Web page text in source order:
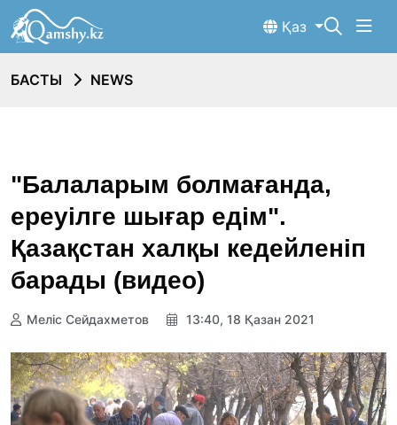
Қаз
БАСТЫ NEWS
"Балаларым болмағанда,
ереуілге шығар едім".
Қазақстан халқы кедейленіп
барады (видео)
Меліс Сейдахметов 13:40, 18 Қазан 2021